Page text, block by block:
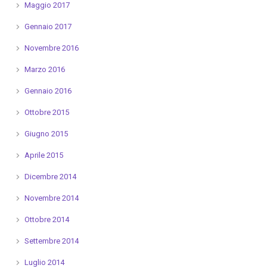
Maggio 2017
Gennaio 2017
Novembre 2016
Marzo 2016
Gennaio 2016
Ottobre 2015
Giugno 2015
Aprile 2015
Dicembre 2014
Novembre 2014
Ottobre 2014
Settembre 2014
Luglio 2014